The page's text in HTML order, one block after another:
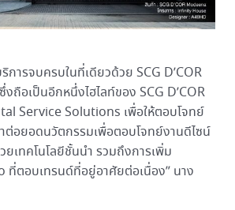
การจบครบในที่เดียวด้วย SCG D’COR
ถือเป็นอีกหนึ่งไฮไลท์ของ SCG D’COR
Service Solutions เพื่อให้ตอบโจทย์
ต่อยอดนวัตกรรมเพื่อตอบโจทย์งานดีไซน์
ยเทคโนโลยีชั้นนำ รวมถึงการเพิ่ม
ตอบเทรนด์ที่อยู่อาศัยต่อเนื่อง” นาง